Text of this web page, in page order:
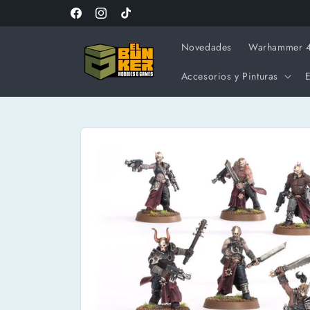
directamente
al contenidoFacebookInstagramTikTok
Novedades Warhammer
Accesorios y Pinturas
directamente
información
del producto